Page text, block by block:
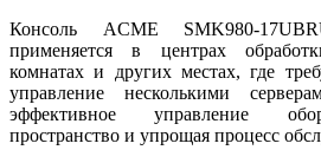
Консоль ACME SMK980-
применяется в центрах
комнатах и других местах, где
управление несколькими
эффективное управление
пространство и упрощая процесс